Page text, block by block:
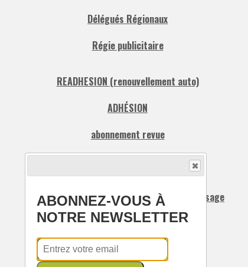
Délégués Régionaux
Régie publicitaire
READHESION (renouvellement auto)
ADHÉSION
abonnement revue
Recherche, Propose un stage, un apprentissage
CNFPT
ABONNEZ-VOUS À
NOTRE NEWSLETTER